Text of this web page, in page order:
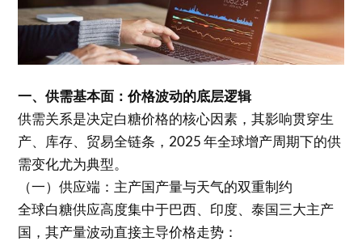
一、供需基本面：价格波动的底层逻辑
供需关系是决定白糖价格的核心因素，其影响贯穿生
产、库存、贸易全链条，2025 年全球增产周期下的供
需变化尤为典型。
（一）供应端：主产国产量与天气的双重制约
全球白糖供应高度集中于巴西、印度、泰国三大主产
国，其产量波动直接主导价格走势：